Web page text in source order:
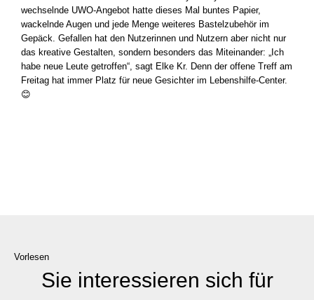
wech­seln­de UWO-Angebot hat­te die­ses Mal bun­tes Papier,
wackeln­de Augen und jede Men­ge wei­te­res Bas­tel­zu­be­hör im
Gepäck. Gefal­len hat den Nut­ze­rin­nen und Nut­zern aber nicht nur
das krea­ti­ve Gestal­ten, son­dern beson­ders das Mit­ein­an­der: „Ich
habe neue Leu­te getrof­fen“, sagt Elke Kr. Denn der offe­ne Treff am
Frei­tag hat immer Platz für neue Gesich­ter im Lebenshilfe-Center.
😊
Vorlesen
Sie interessieren sich für